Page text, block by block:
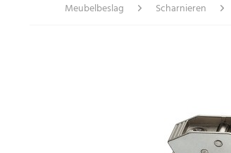
Meubelbeslag Scharnieren